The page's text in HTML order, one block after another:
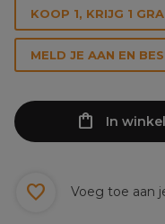
KOOP 1, KRIJG 1
MELD JE AAN EN
In
Voeg toe aan